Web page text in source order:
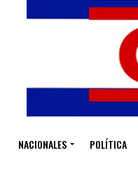
NACIONALES POLÍTICA